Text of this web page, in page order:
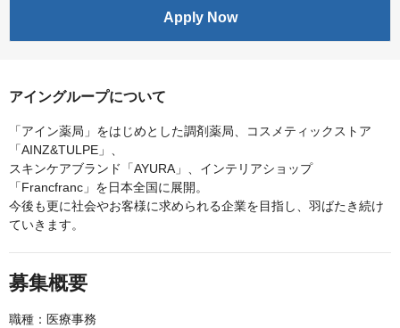
Apply Now
アイングループについて
「アイン薬局」をはじめとした調剤薬局、コスメティックストア
「AINZ&TULPE」、
スキンケアブランド「AYURA」、インテリアショップ
「Francfranc」を日本全国に展開。
今後も更に社会やお客様に求められる企業を目指し、羽ばたき続け
ていきます。
募集概要
職種：医療事務